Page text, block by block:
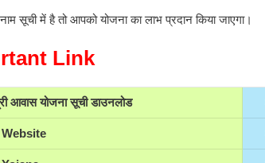
सूची में है तो आपको योजना का लाभ प्रदान किया जाएगा।
Link
आवास योजना सूची डाउनलोड